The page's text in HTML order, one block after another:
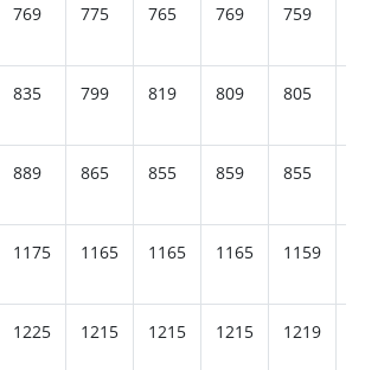
769 775 765 769 759
835 799 819 809 805
889 865 855 859 855
1175 1165 1165 1165 1159
1225 1215 1215 1215 1219